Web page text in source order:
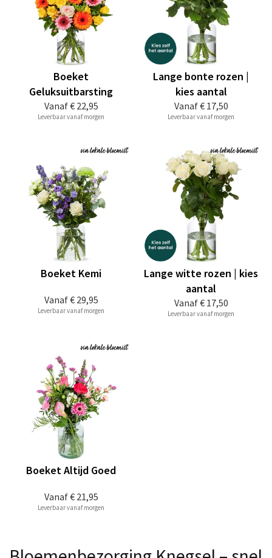
Vanaf€ 22,95
Boeket
Geluksuitbarsting
Leverbaar vanaf morgen
Vanaf€ 17,50
Lange bonte rozen |
kies aantal
Leverbaar vanaf morgen
Vanaf€ 29,95
Boeket Kemi
Leverbaar vanaf morgen
Vanaf€ 17,50
Lange witte rozen | kies
aantal
Leverbaar vanaf morgen
Vanaf€ 21,95
Boeket Altijd Goed
Leverbaar vanaf morgen